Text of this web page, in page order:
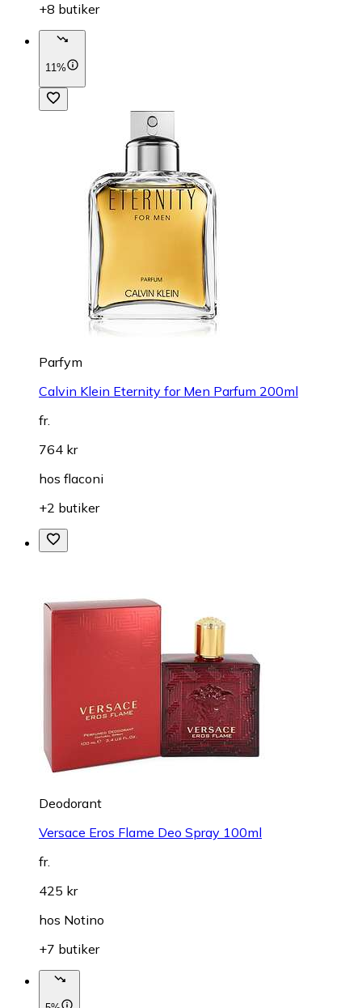
+8 butiker
11%
Parfym
Calvin Klein Eternity for Men Parfum 200ml
fr.
764 kr
hos flaconi
+2 butiker
Deodorant
Versace Eros Flame Deo Spray 100ml
fr.
425 kr
hos Notino
+7 butiker